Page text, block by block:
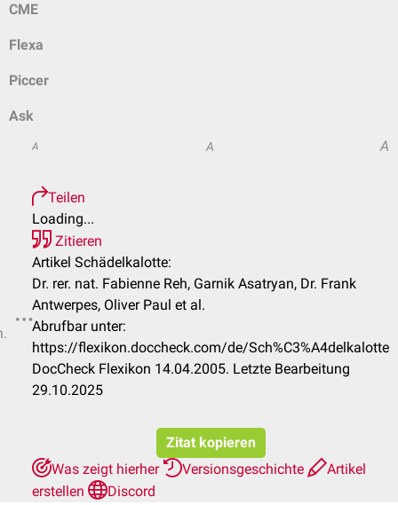
CME
Flexa
Piccer
Ask
A A A
Teilen
Loading...
Zitieren
Artikel Schädelkalotte:
Dr. rer. nat. Fabienne Reh, Garnik Asatryan, Dr. Frank
Antwerpes, Oliver Paul et al.
Abrufbar unter:
https://flexikon.doccheck.com/de/Sch%C3%A4delkalotte
DocCheck Flexikon 14.04.2005. Letzte Bearbeitung
29.10.2025
Zitat kopieren
Was zeigt hierher
Versionsgeschichte
Artikel
erstellen
Discord